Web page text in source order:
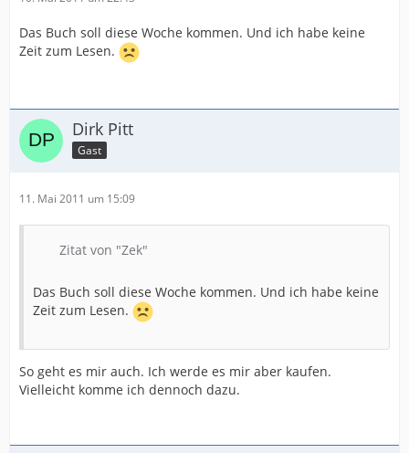
Das Buch soll diese Woche kommen. Und ich habe keine
Zeit zum Lesen.
Dirk Pitt
Gast
11. Mai 2011 um 15:09
Zitat von "Zek"
Das Buch soll diese Woche kommen. Und ich habe keine
Zeit zum Lesen.
So geht es mir auch. Ich werde es mir aber kaufen.
Vielleicht komme ich dennoch dazu.